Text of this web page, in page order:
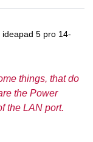
5 pro 14-
things, that do
the Power
the LAN port.